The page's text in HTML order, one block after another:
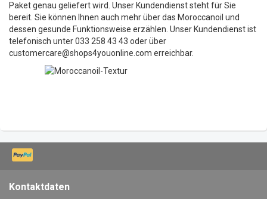
Paket genau geliefert wird. Unser Kundendienst steht für Sie
bereit. Sie können Ihnen auch mehr über das Moroccanoil und
dessen gesunde Funktionsweise erzählen. Unser Kundendienst ist
telefonisch unter 033 258 43 43 oder über
customercare@shops4youonline.com erreichbar.
Kontaktdaten